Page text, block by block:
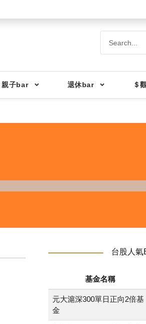
親子bar 退休bar ＄
台股人氣
基金名稱
元大滬深300單日正向2倍基
金